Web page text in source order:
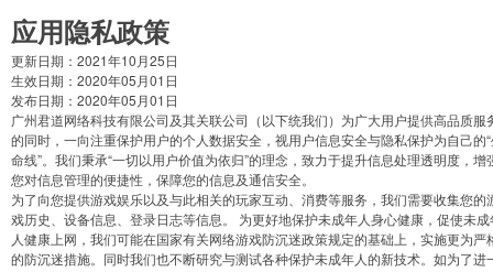
应用隐私政策
更新日期：2021年10月25日
生效日期：2020年05月01日
发布日期：2020年05月01日
广州君道网络科技有限公司及其关联公司（以下统我们）为广大用户提供高品质服
的同时，一向注重保护用户的个人数据安全，视用户信息安全与隐私保护为自己的
命线”。我们秉承“一切以用户价值为依归”的理念，致力于提升信息处理透明度，增
您对信息管理的便捷性，保障您的信息及通信安全。
为了向您提供游戏娱乐以及与此相关的玩家互动、消费等服务，我们需要收集您的
戏历史、设备信息、登录日志等信息。 为更好地保护未成年人身心健康，促使未成
人健康上网，我们可能在国家有关网络游戏防沉迷政策规定的基础上，实施更为严
的防沉迷措施。同时我们也不断研究与测试各种保护未成年人的新技术。如为了进